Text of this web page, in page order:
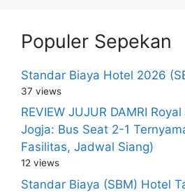
Populer Sepekan
Standar Biaya Hotel 2026
37 views
REVIEW JUJUR DAMRI
Jogja: Bus Seat 2-1
Fasilitas, Jadwal Siang)
12 views
Standar Biaya (SBM) Hotel